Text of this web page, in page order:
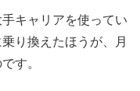
キャリアを使ってい
り換えたほうが、月
す。